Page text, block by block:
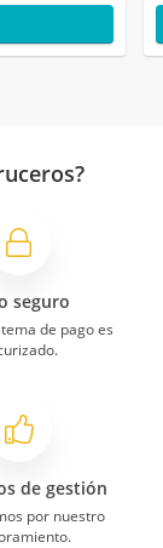
seguro
de pago es
de gestión
por nuestro